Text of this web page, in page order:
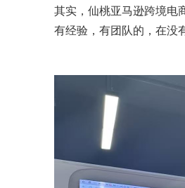
其实，仙桃亚马逊跨境电
有经验，有团队的，在没